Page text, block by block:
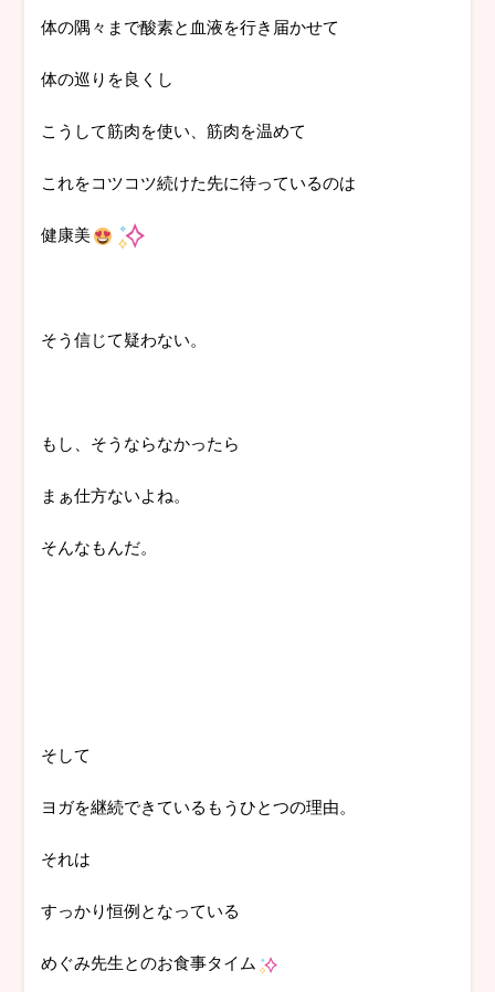
体の隅々まで酸素と血液を行き届かせて
体の巡りを良くし
こうして筋肉を使い、筋肉を温めて
これをコツコツ続けた先に待っているのは
健康美
そう信じて疑わない。
もし、そうならなかったら
まぁ仕方ないよね。
そんなもんだ。
そして
ヨガを継続できているもうひとつの理由。
それは
すっかり恒例となっている
めぐみ先生とのお食事タイム